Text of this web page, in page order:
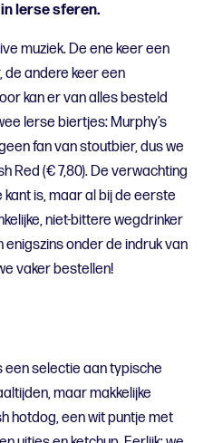
Ierse sferen.
muziek. De ene keer een
andere keer een
kan er van alles besteld
Ierse biertjes: Murphy’s
fan van stoutbier, dus we
Red (€ 7,80). De verwachting
is, maar al bij de eerste
niet-bittere wegdrinker
enigszins onder de indruk van
vaker bestellen!
een selectie aan typische
maar makkelijke
hotdog, een wit puntje met